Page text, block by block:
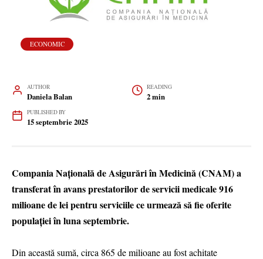
ECONOMIC
AUTHOR
Daniela Balan
READING
2 min
PUBLISHED BY
15 septembrie 2025
Compania Naţională de Asigurări în Medicină (CNAM) a
transferat în avans prestatorilor de servicii medicale 916
milioane de lei pentru serviciile ce urmează să fie oferite
populației în luna septembrie.
Din această sumă, circa 865 de milioane au fost achitate